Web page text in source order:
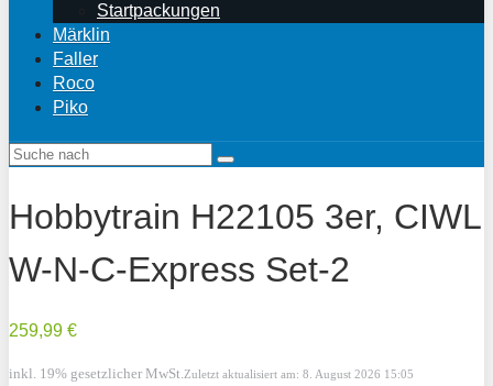
Startpackungen
Märklin
Faller
Roco
Piko
Hobbytrain H22105 3er, CIWL
W-N-C-Express Set-2
259,99 €
inkl. 19% gesetzlicher MwSt. Zuletzt aktualisiert am: 8. August 2026 15:05